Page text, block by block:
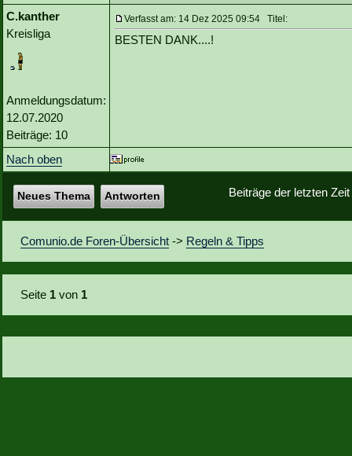
C.kanther
Kreisliga
Anmeldungsdatum:
12.07.2020
Beiträge: 10
Verfasst am: 14 Dez 2025 09:54 Titel:
BESTEN DANK....!
Nach oben
Beiträge der letzten
Neues Thema Antworten
Comunio.de Foren-Übersicht -> Regeln & Tipps
Seite 1 von 1